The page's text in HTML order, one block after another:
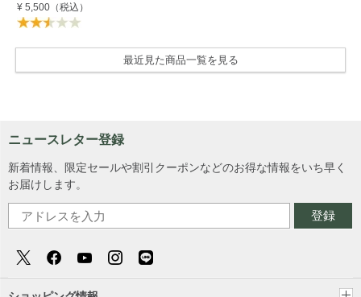
¥ 5,500（税込）
最近見た商品一覧を見る
ニュースレター登録
新着情報、限定セールや割引クーポンなどのお得な情報をいち早く
お届けします。
登録